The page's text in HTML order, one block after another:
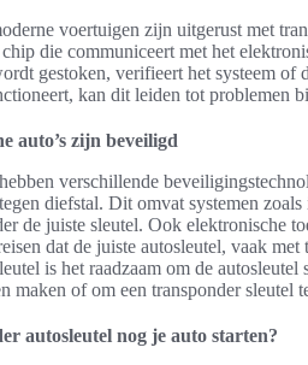
voertuigen zijn uitgerust met
die communiceert met het
gestoken, verifieert het systeem
kan dit leiden tot problemen
auto’s zijn beveiligd
verschillende
diefstal. Dit omvat systemen
de juiste sleutel. Ook elektronische
dat de juiste autosleutel, vaak
is het raadzaam om de
maken of om een transponder sleutel
autosleutel nog je auto starten?